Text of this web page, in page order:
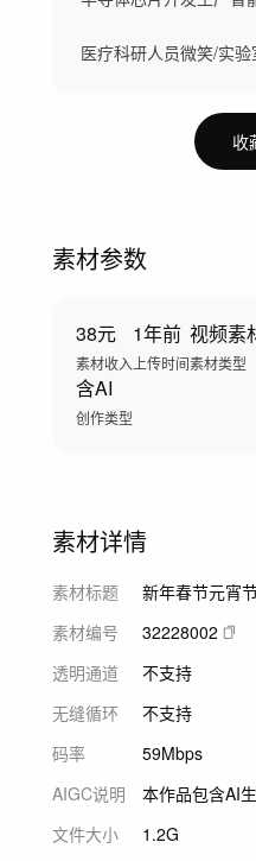
医疗科研人员微笑/实
收
素材参数
38元
素材收入
1年前
上传时间
视频素
素材类型
含AI
创作类型
素材详情
素材标题
新年春节元宵
素材编号
32228002
透明通道
不支持
无缝循环
不支持
码率
59Mbps
AIGC说明
本作品包含AI
文件大小
1.2G